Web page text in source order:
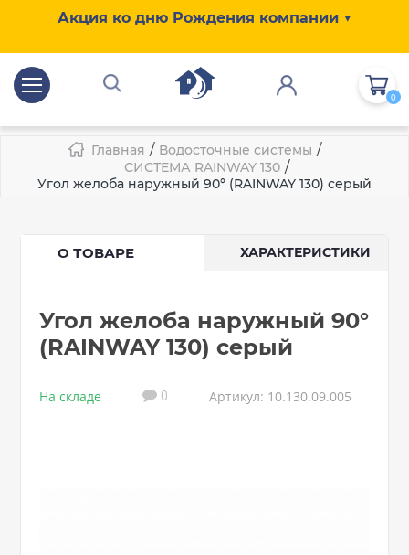
Акция ко дню Рождения компании ▼
0
Главная / Водосточные системы /
СИСТЕМА RAINWAY 130 /
Угол желоба наружный 90° (RAINWAY 130) серый
О ТОВАРЕ ХАРАКТЕРИСТИКИ
Угол желоба наружный 90°
(RAINWAY 130) серый
На складе 0 Артикул: 10.130.09.005